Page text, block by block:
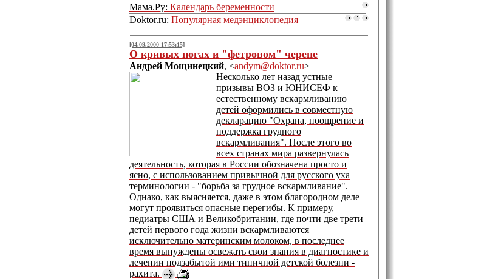
Мама.Ру: Календарь беременности
Doktor.ru: Популярная медэнциклопедия
[04.09.2000 17:53:15]
О кривых ногах и "фетровом" черепе
Андрей Мощинецкий, <andym@doktor.ru>
Несколько лет назад устные
призывы ВОЗ и ЮНИСЕФ к
естественному вскармливанию
детей оформились в совместную
декларацию "Охрана, поощрение и
поддержка грудного
вскармливания". После этого во
всех странах мира развернулась
деятельность, которая в России обозначена просто и
ясно, с использованием привычной для русского уха
терминологии - "борьба за грудное вскармливание".
Однако, как выясняется, даже в этом благородном деле
могут проявиться опасные перегибы. К примеру,
педиатры США и Великобритании, где почти две трети
детей первого года жизни вскармливаются
исключительно материнским молоком, в последнее
время вынуждены освежать свои знания в диагностике и
лечении подзабытой ими типичной детской болезни -
рахита.